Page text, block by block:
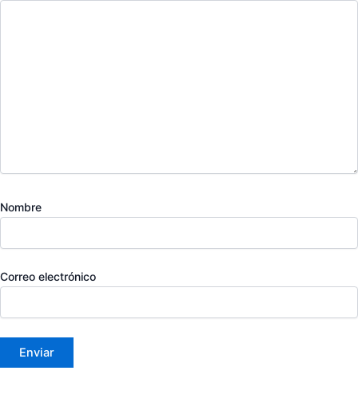
Nombre
Correo electrónico